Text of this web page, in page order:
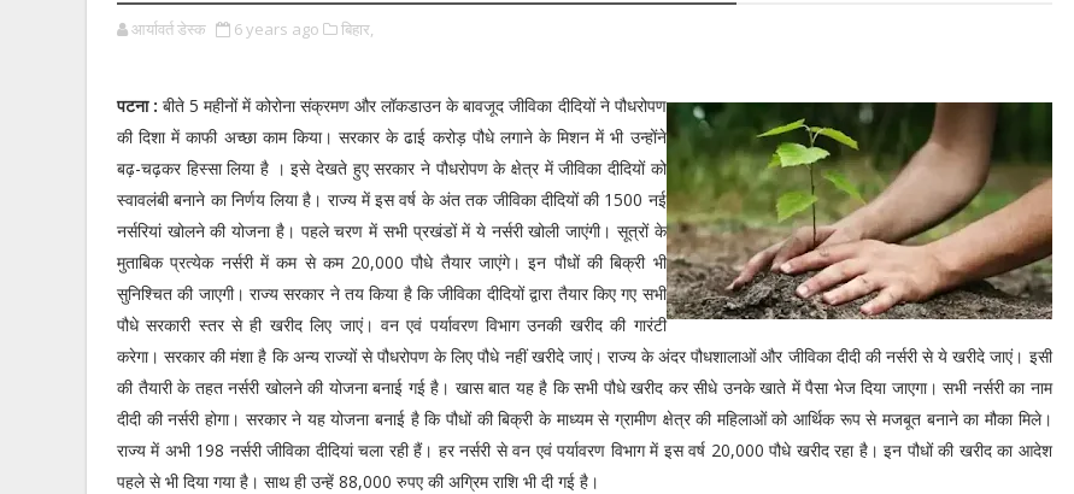
आर्यावर्त डेस्क 6 years ago बिहार,
पटना :बीते 5 महीनों में कोरोना संक्रमण और लॉकडाउन के बावजूद जीविका दीदियों ने पौधरोपण
की दिशा में काफी अच्छा काम किया। सरकार के ढाई करोड़ पौधे लगाने के मिशन में भी उन्होंने
बढ़-चढ़कर हिस्सा लिया है । इसे देखते हुए सरकार ने पौधरोपण के क्षेत्र में जीविका दीदियों को
स्वावलंबी बनाने का निर्णय लिया है। राज्य में इस वर्ष के अंत तक जीविका दीदियों की 1500 नई
नर्सरियां खोलने की योजना है। पहले चरण में सभी प्रखंडों में ये नर्सरी खोली जाएंगी। सूत्रों के
मुताबिक प्रत्येक नर्सरी में कम से कम 20,000 पौधे तैयार जाएंगे। इन पौधों की बिक्री भी
सुनिश्चित की जाएगी। राज्य सरकार ने तय किया है कि जीविका दीदियों द्वारा तैयार किए गए सभी
पौधे सरकारी स्तर से ही खरीद लिए जाएं। वन एवं पर्यावरण विभाग उनकी खरीद की गारंटी
करेगा। सरकार की मंशा है कि अन्य राज्यों से पौधरोपण के लिए पौधे नहीं खरीदे जाएं। राज्य के अंदर पौधशालाओं और जीविका दीदी की नर्सरी से ये खरीदे जाएं। इसी
की तैयारी के तहत नर्सरी खोलने की योजना बनाई गई है। खास बात यह है कि सभी पौधे खरीद कर सीधे उनके खाते में पैसा भेज दिया जाएगा। सभी नर्सरी का नाम
दीदी की नर्सरी होगा। सरकार ने यह योजना बनाई है कि पौधों की बिक्री के माध्यम से ग्रामीण क्षेत्र की महिलाओं को आर्थिक रूप से मजबूत बनाने का मौका मिले।
राज्य में अभी 198 नर्सरी जीविका दीदियां चला रही हैं। हर नर्सरी से वन एवं पर्यावरण विभाग में इस वर्ष 20,000 पौधे खरीद रहा है। इन पौधों की खरीद का आदेश
पहले से भी दिया गया है। साथ ही उन्हें 88,000 रुपए की अग्रिम राशि भी दी गई है।